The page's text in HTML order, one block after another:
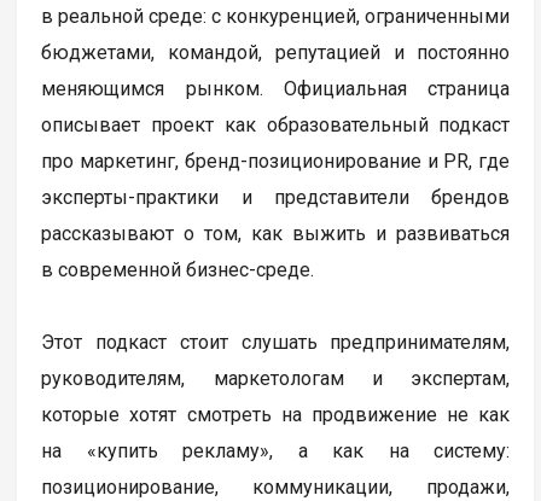
в реальной среде: с конкуренцией, ограниченными
бюджетами, командой, репутацией и постоянно
меняющимся рынком. Официальная страница
описывает проект как образовательный подкаст
про маркетинг, бренд-позиционирование и PR, где
эксперты-практики и представители брендов
рассказывают о том, как выжить и развиваться
в современной бизнес-среде.
Этот подкаст стоит слушать предпринимателям,
руководителям, маркетологам и экспертам,
которые хотят смотреть на продвижение не как
на «купить рекламу», а как на систему:
позиционирование, коммуникации, продажи,